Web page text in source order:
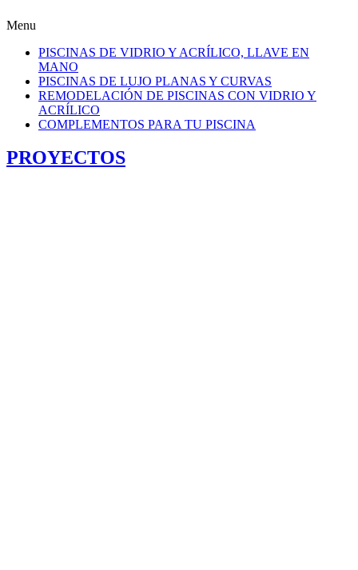
Menu
PISCINAS DE VIDRIO Y ACRÍLICO, LLAVE EN
MANO
PISCINAS DE LUJO PLANAS Y CURVAS
REMODELACIÓN DE PISCINAS CON VIDRIO Y
ACRÍLICO
COMPLEMENTOS PARA TU PISCINA
PROYECTOS